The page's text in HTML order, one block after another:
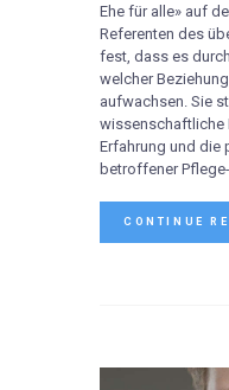
Ehe für alle» auf
Referenten des
fest, dass es
welcher
aufwachsen. Sie
wissenschaftliche
Erfahrung und die
betroffener
CONTINUE